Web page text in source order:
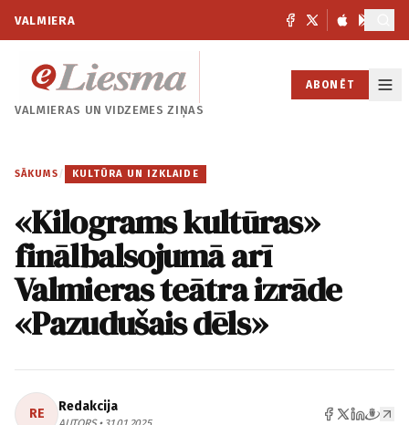
VALMIERA
VALMIERAS UNVIDZEMES ZIŅAS
ABONĒT
SĀKUMS / KULTŪRA UN IZKLAIDE
«Kilograms kultūras»
finālbalsojumā arī
Valmieras teātra izrāde
«Pazudušais dēls»
RE Redakcija